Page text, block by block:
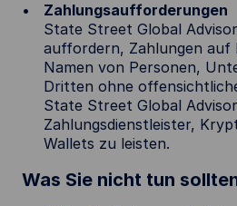
Zahlungsaufforderungen
State Street Global
auffordern, Zahlungen auf
Namen von Personen,
Dritten ohne
State Street Global
Zahlungsdienstleister,
Wallets zu leisten.
Was Sie nicht tun